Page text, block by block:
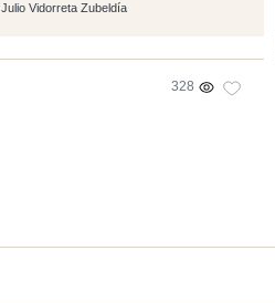
Julio Vidorreta Zubeldía
328